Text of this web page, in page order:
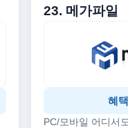
23. 메가파일
혜
PC/모바일 어디서